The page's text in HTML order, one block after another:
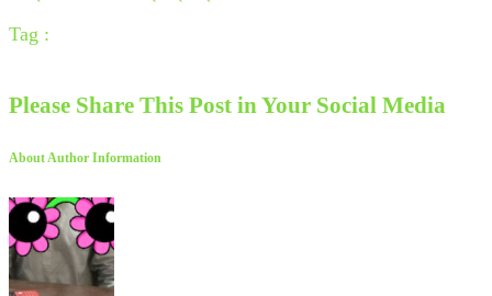
Tag :
Please Share This Post in Your Social Media
About Author Information